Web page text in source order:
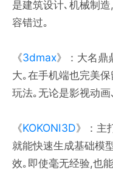
是建筑设计､机械制
容错过｡
《3dmax》：大名鼎
大｡在手机端也完美
玩法｡无论是影视动
《KOKONI3D》：主
就能快速生成基础模
效｡即使毫无经验,也